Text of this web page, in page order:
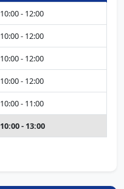
10:00 - 12:00
10:00 - 12:00
10:00 - 12:00
10:00 - 12:00
10:00 - 11:00
10:00 - 13:00